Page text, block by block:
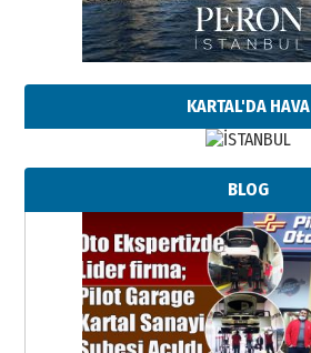
KARTAL'DA HAVA
BLOG